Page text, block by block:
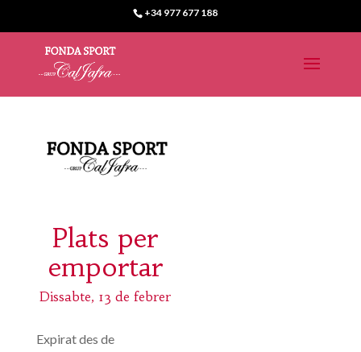
+34 977 677 188
Plats per
emportar
Dissabte, 13 de febrer
Expirat des de